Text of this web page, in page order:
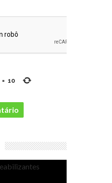
= 10